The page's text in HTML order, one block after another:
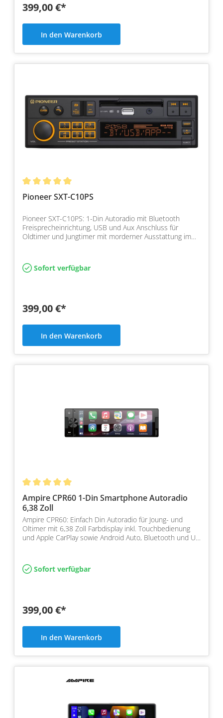
399,00 €*
In den Warenkorb
Pioneer SXT-C10PS
Pioneer SXT-C10PS: 1-Din Autoradio mit Bluetooth
Freisprecheinrichtung, USB und Aux Anschluss für
Oldtimer und Jungtimer mit morderner Ausstattung im
Sofort verfügbar
399,00 €*
In den Warenkorb
Ampire CPR60 1-Din Smartphone Autoradio
6,38 Zoll
Ampire CPR60: Einfach Din Autoradio für Joung- und
Oltimer mit 6,38 Zoll Farbdisplay inkl. Touchbedienung
und Apple CarPlay sowie Android Auto, Bluetooth und U…
Sofort verfügbar
399,00 €*
In den Warenkorb